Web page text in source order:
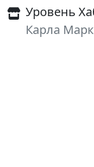
Уровень
Карла